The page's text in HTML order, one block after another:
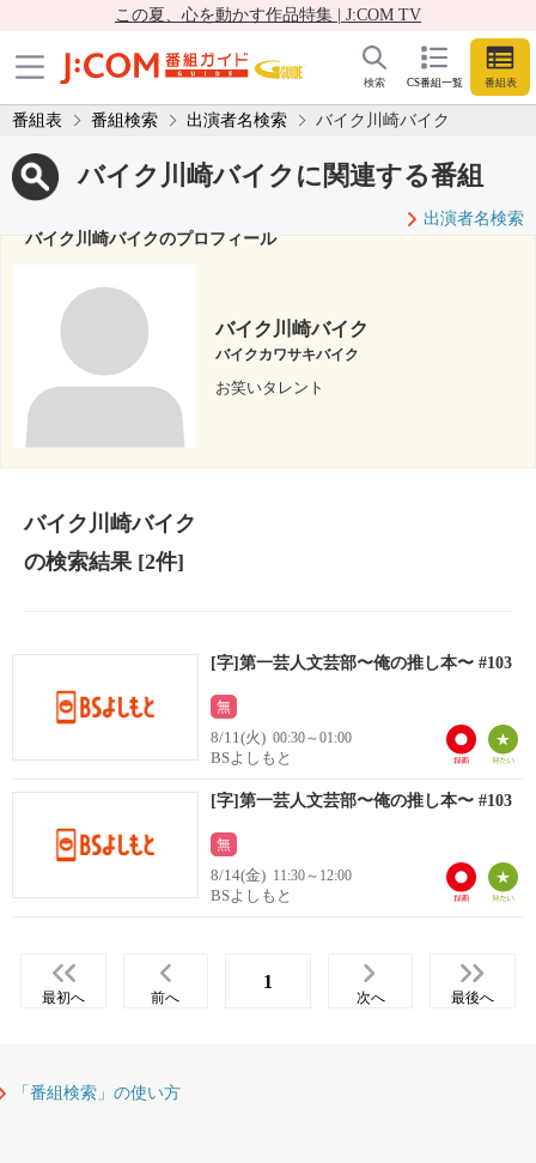
この夏、心を動かす作品特集 | J:COM TV
CS番組一覧 番組表
検索
番組表 番組検索 出演者名検索 バイク川崎バイク
バイク川崎バイクに関連する番組
出演者名検索
バイク川崎バイクのプロフィール
バイク川崎バイク
バイクカワサキバイク
お笑いタレント
バイク川崎バイク
の検索結果[2件]
[字]第一芸人文芸部〜俺の推し本〜 #103
無
8/11(火) 00:30～01:00
BSよしもと
[字]第一芸人文芸部〜俺の推し本〜 #103
無
8/14(金) 11:30～12:00
BSよしもと
最初へ 前へ
1
次へ 最後へ
「番組検索」の使い方